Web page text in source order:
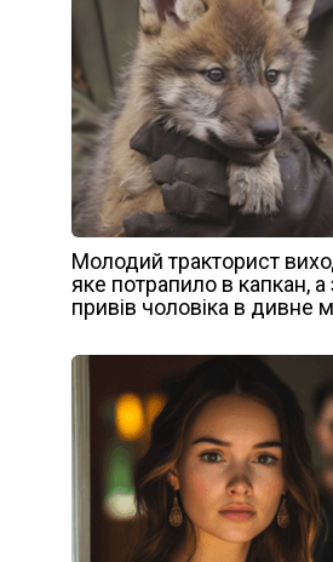
Молодий тракторист
яке потрапило в капкан, а
привів чоловіка в дивне